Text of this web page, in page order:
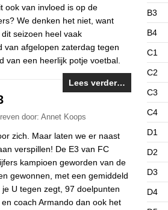
ook van invloed is op de
We denken het niet, want
seizoen heel vaak
van afgelopen zaterdag tegen
van een heerlijk potje voetbal.
Lees verder…
door: Annet Koops
zich. Maar laten we er naast
verspillen! De E3 van FC
kampioen geworden van de
gewonnen, met een gemiddeld
U tegen zegt, 97 doelpunten
coach Armando dan ook het
B3
B4
C1
C2
C3
C4
D1
D2
D3
D4